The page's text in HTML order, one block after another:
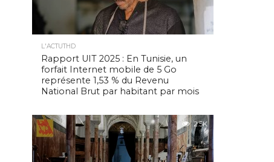
L'ACTUTHD
Rapport UIT 2025 : En Tunisie, un
forfait Internet mobile de 5 Go
représente 1,53 % du Revenu
National Brut par habitant par mois
2.5K